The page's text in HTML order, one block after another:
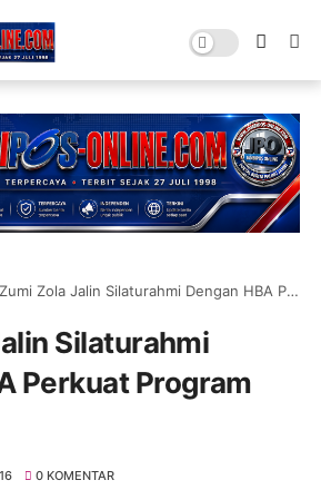
Zumi Zola Jalin Silaturahmi Dengan HBA Perkuat Program Jambi
Silaturahmi
Perkuat Program
0 KOMENTAR